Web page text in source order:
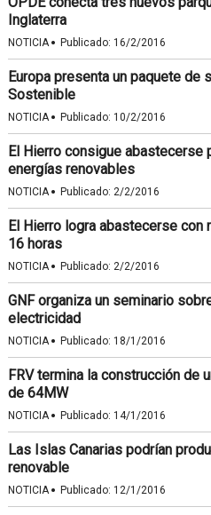
Inglaterra
NOTICIA· Publicado: 16/2/2016
Europa presenta un paquete de
Sostenible
NOTICIA· Publicado: 10/2/2016
El Hierro consigue abastecerse
energías renovables
NOTICIA· Publicado: 2/2/2016
El Hierro logra abastecerse con
16 horas
NOTICIA· Publicado: 2/2/2016
GNF organiza un seminario
electricidad
NOTICIA· Publicado: 18/1/2016
FRV termina la construcción de
de 64MW
NOTICIA· Publicado: 14/1/2016
Las Islas Canarias podrían
renovable
NOTICIA· Publicado: 12/1/2016